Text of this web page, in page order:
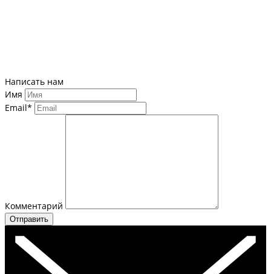
Написать нам
Имя
Email*
Комментарий
Отправить